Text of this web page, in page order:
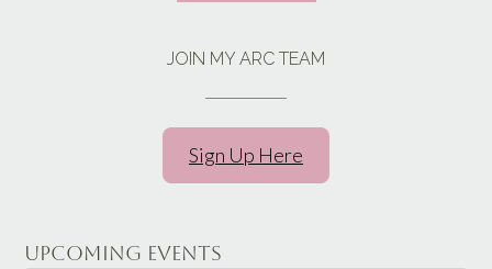
JOIN MY ARC TEAM
Sign Up Here
UPCOMING EVENTS